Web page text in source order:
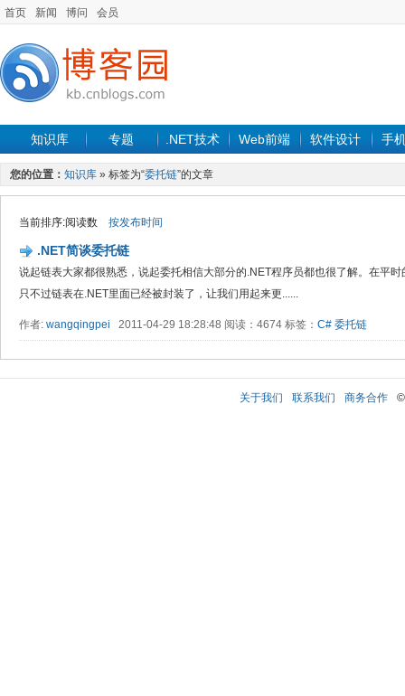
首页 新闻 博问 会员
知识库 专题 .NET技术 Web前端 软件设计 手
您的位置： 知识库 » 标签为“委托链”的文章
当前排序:阅读数 按发布时间
.NET简谈委托链
说起链表大家都很熟悉，说起委托相信大部分的.NET程序员都也很了解。在平
只不过链表在.NET里面已经被封装了，让我们用起来更......
作者: wangqingpei 2011-04-29 18:28:48 阅读：4674 标签： C# 委托链
关于我们 联系我们 商务合作